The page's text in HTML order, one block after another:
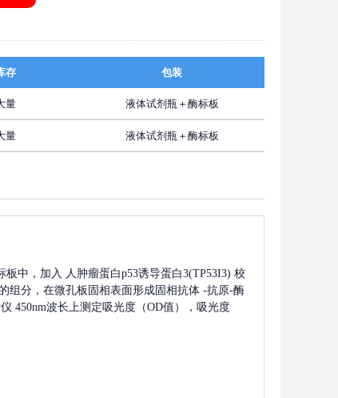
存 包装
量 液体试剂瓶＋酶标板
量 液体试剂瓶＋酶标板
板中，加入 人肿瘤蛋白p53诱导蛋白3(TP53I3) 校
组分，在微孔板固相表面形成固相抗体 -抗原-酶
450nm波长上测定吸光度（OD值），吸光度